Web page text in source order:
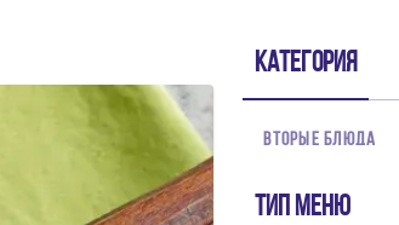
в первую очередь!
Категория
ВТОРЫЕ БЛЮДА
Тип меню